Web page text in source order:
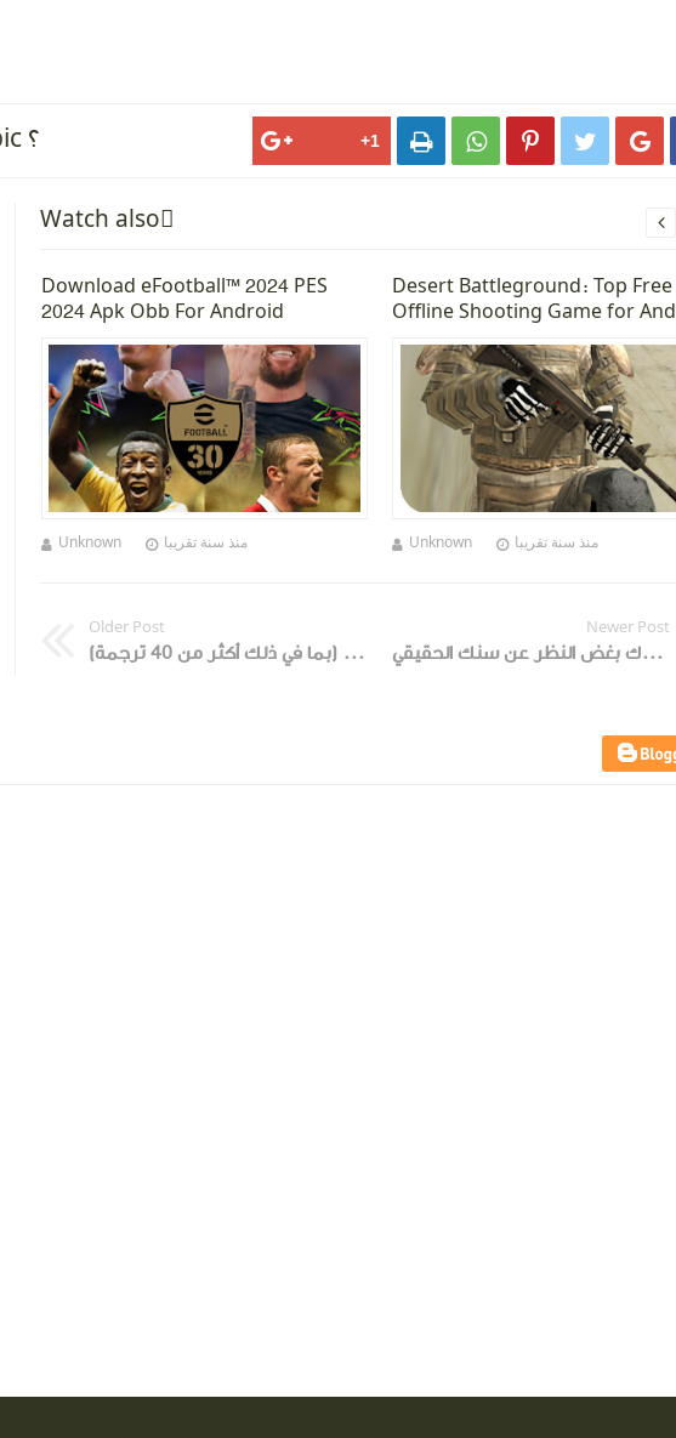
Did you like the topic ؟ 




Watch alsoً
Download eFootball™ 2024 PES
2024 Apk Obb For Android
Unknown منذ سنة تقريبا
Desert Battleground: Top Free
Offline Shooting Game for
2025
Unknown منذ سنة تقريبا

Newer Post
تطبيق اختبار العمر العقلي الحقيقي هو مقياس عمر عقلك وتفكيرك بغض النظر عن سنك الحقيقي
Older Post
أوقات الصلاة الأدق وتطبيق القرآن الأفضل (بما في ذلك أكثر من 40 ترجمة)